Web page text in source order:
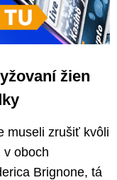
žien
museli zrušiť kvôli
v oboch
Brignone, tá